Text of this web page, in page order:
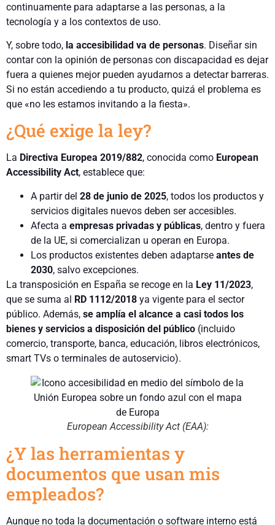
continuamente para adaptarse a las personas, a la
tecnología y a los contextos de uso.
Y, sobre todo, la accesibilidad va de personas. Diseñar sin
contar con la opinión de personas con discapacidad es dejar
fuera a quienes mejor pueden ayudarnos a detectar barreras.
Si no están accediendo a tu producto, quizá el problema es
que «no les estamos invitando a la fiesta».
¿Qué exige la ley?
La Directiva Europea 2019/882, conocida como European
Accessibility Act, establece que:
A partir del 28 de junio de 2025, todos los productos y
servicios digitales nuevos deben ser accesibles.
Afecta a empresas privadas y públicas, dentro y fuera
de la UE, si comercializan u operan en Europa.
Los productos existentes deben adaptarse antes de
2030, salvo excepciones.
La transposición en España se recoge en la Ley 11/2023,
que se suma al RD 1112/2018 ya vigente para el sector
público. Además, se amplía el alcance a casi todos los
bienes y servicios a disposición del público (incluido
comercio, transporte, banca, educación, libros electrónicos,
smart TVs o terminales de autoservicio).
European Accessibility Act (EAA):
¿Y las herramientas y
documentos que usan mis
empleados?
Aunque no toda la documentación o software interno está